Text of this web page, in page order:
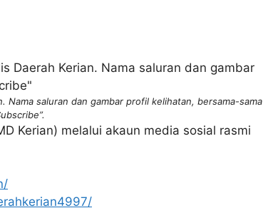
Nama saluran dan gambar profil kelihatan, bersama-sama
Kerian) melalui akaun media sosial rasmi